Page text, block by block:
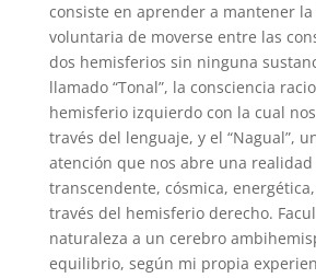
consiste en aprender a mantener
voluntaria de moverse entre las
dos hemisferios sin ninguna
llamado “Tonal”, la consciencia
hemisferio izquierdo con la cual
través del lenguaje, y el “Nagual”,
atención que nos abre una realidad
transcendente, cósmica,
través del hemisferio derecho.
naturaleza a un cerebro
equilibrio, según mi propia